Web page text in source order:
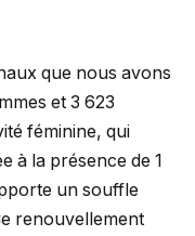
que nous avons
et 3 623
féminine, qui
à la présence de 1
un souffle
renouvellement